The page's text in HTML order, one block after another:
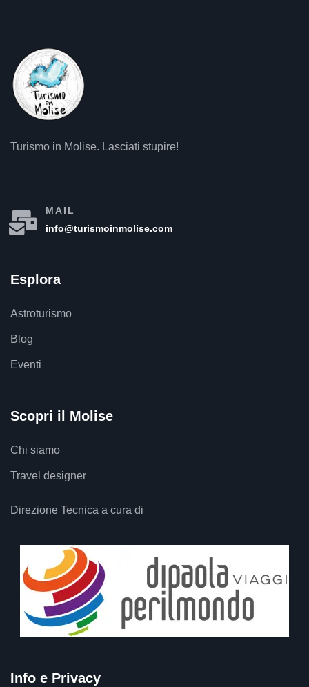
Turismo in Molise. Lasciati stupire!
MAIL
info@turismoinmolise.com
Esplora
Astroturismo
Blog
Eventi
Scopri il Molise
Chi siamo
Travel designer
Direzione Tecnica a cura di
Info e Privacy